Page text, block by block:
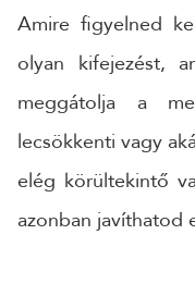
Amire figyelned
olyan kifejezést,
meggátolja a
lecsökkenti vagy
elég körültekintő
azonban javíthatod